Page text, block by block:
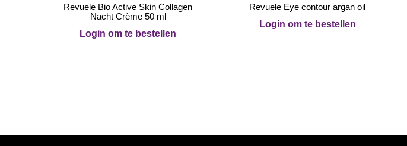
Revuele Bio Active Skin Collagen
Nacht Crème 50 ml
Login om te bestellen
Revuele Eye contour argan oil
Login om te bestellen